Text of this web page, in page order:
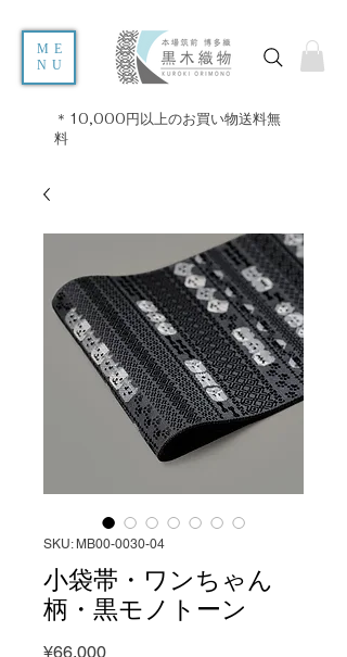
ME
NU
＊10,000円以上のお買い物送料無
料
SKU: MB00-0030-04
小袋帯・ワンちゃん
柄・黒モノトーン
¥66,000Price